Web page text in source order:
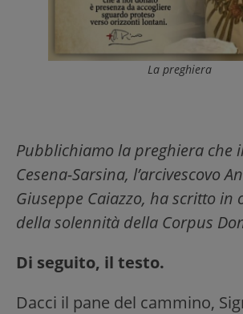
La preghiera
Pubblichiamo la preghiera che
Cesena-Sarsina, l’arcivescovo
Giuseppe Caiazzo, ha scritto in
della solennità della Corpus
Di seguito, il testo.
Dacci il pane del cammino,